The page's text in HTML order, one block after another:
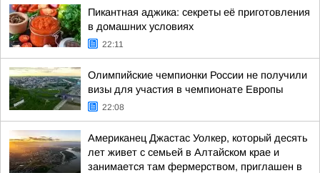
Пикантная аджика: секреты её приготовления
в домашних условиях
22:11
Олимпийские чемпионки России не получили
визы для участия в чемпионате Европы
22:08
Американец Джастас Уолкер, который десять
лет живет с семьей в Алтайском крае и
занимается там фермерством, приглашен в